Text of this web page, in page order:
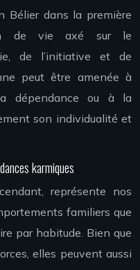
Bélier dans la première
de vie axé sur le
de l’initiative et de
peut être amenée à
dépendance ou à la
son individualité et
karmiques
représente nos
familiers que
par habitude. Bien que
elles peuvent aussi